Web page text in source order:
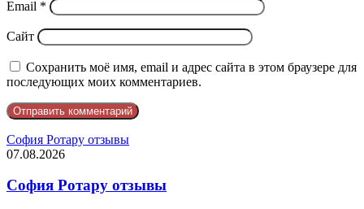
Email *
Сайт
Сохранить моё имя, email и адрес сайта в этом браузере для
последующих моих комментариев.
София Ротару отзывы
07.08.2026
София Ротару отзывы